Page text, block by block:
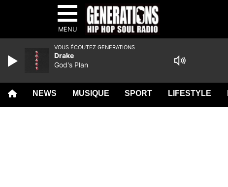
MENU
NEWS MUSIQUE SPORT LIFESTYLE
VOUS ÉCOUTEZ GENERATIONS
Drake
God's Plan